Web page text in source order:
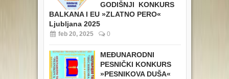
GODIŠNJI KONKURS
BALKANA I EU »ZLATNO PERO«
Ljubljana 2025
feb 20, 2025 0
MEĐUNARODNI
PESNIČKI KONKURS
»PESNIKOVA DUŠA«